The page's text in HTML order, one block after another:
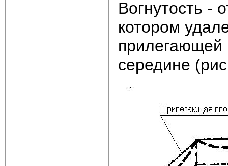
Вогнутость -
котором
прилегающей
середине